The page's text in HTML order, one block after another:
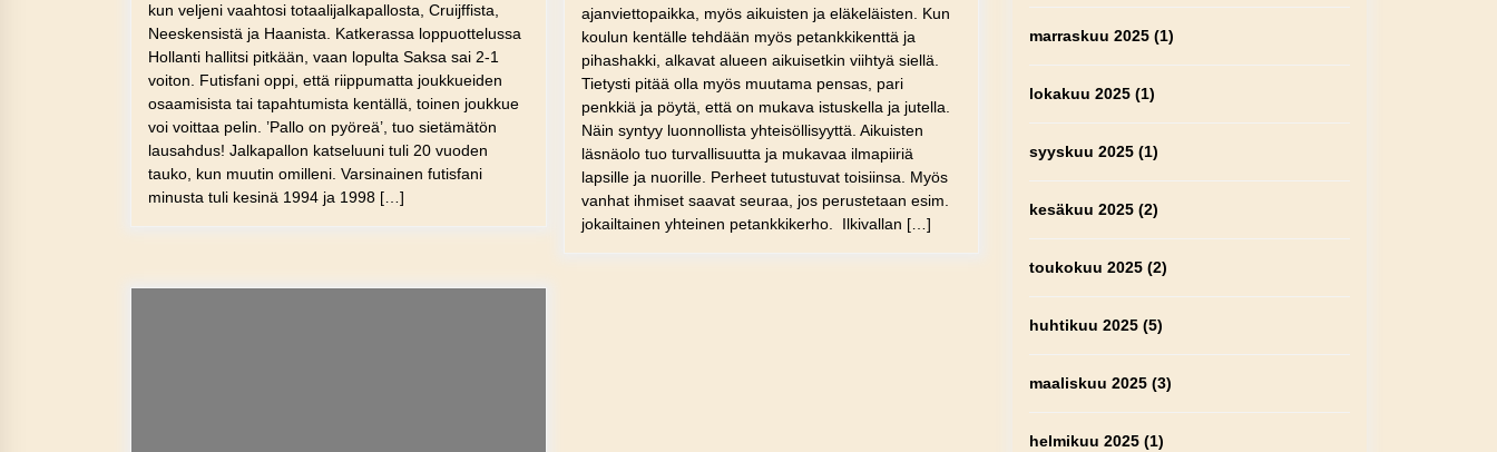
kun veljeni vaahtosi totaalijalkapallosta, Cruijffista,
Neeskensistä ja Haanista. Katkerassa loppuottelussa
Hollanti hallitsi pitkään, vaan lopulta Saksa sai 2-1
voiton. Futisfani oppi, että riippumatta joukkueiden
osaamisista tai tapahtumista kentällä, toinen joukkue
voi voittaa pelin. ’Pallo on pyöreä’, tuo sietämätön
lausahdus! Jalkapallon katseluuni tuli 20 vuoden
tauko, kun muutin omilleni. Varsinainen futisfani
minusta tuli kesinä 1994 ja 1998 […]
ajanviettopaikka, myös aikuisten ja eläkeläisten. Kun
koulun kentälle tehdään myös petankkikenttä ja
pihashakki, alkavat alueen aikuisetkin viihtyä siellä.
Tietysti pitää olla myös muutama pensas, pari
penkkiä ja pöytä, että on mukava istuskella ja jutella.
Näin syntyy luonnollista yhteisöllisyyttä. Aikuisten
läsnäolo tuo turvallisuutta ja mukavaa ilmapiiriä
lapsille ja nuorille. Perheet tutustuvat toisiinsa. Myös
vanhat ihmiset saavat seuraa, jos perustetaan esim.
jokailtainen yhteinen petankkikerho. Ilkivallan […]
marraskuu 2025 (1)
lokakuu 2025 (1)
syyskuu 2025 (1)
kesäkuu 2025 (2)
toukokuu 2025 (2)
huhtikuu 2025 (5)
maaliskuu 2025 (3)
helmikuu 2025 (1)